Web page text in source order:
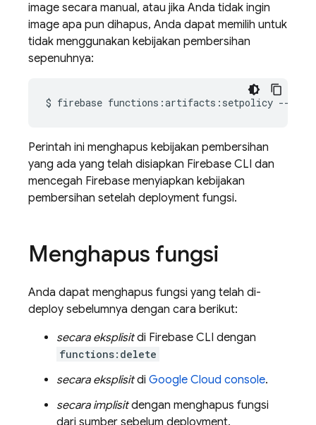
image secara manual, atau jika Anda tidak ingin
image apa pun dihapus, Anda dapat memilih untuk
tidak menggunakan kebijakan pembersihan
sepenuhnya:
$ firebase functions:artifacts:setpolicy
Perintah ini menghapus kebijakan pembersihan
yang ada yang telah disiapkan Firebase CLI dan
mencegah Firebase menyiapkan kebijakan
pembersihan setelah deployment fungsi.
Menghapus fungsi
Anda dapat menghapus fungsi yang telah di-
deploy sebelumnya dengan cara berikut:
secara eksplisitdi Firebase CLI dengan
functions:delete
secara eksplisitdi Google Cloud console.
secara implisitdengan menghapus fungsi
dari sumber sebelum deployment.